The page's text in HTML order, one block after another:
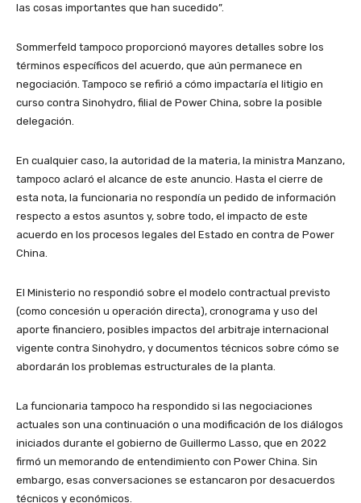
las cosas importantes que han sucedido”.
Sommerfeld tampoco proporcionó mayores detalles sobre los
términos específicos del acuerdo, que aún permanece en
negociación. Tampoco se refirió a cómo impactaría el litigio en
curso contra Sinohydro, filial de Power China, sobre la posible
delegación.
En cualquier caso, la autoridad de la materia, la ministra Manzano,
tampoco aclaró el alcance de este anuncio. Hasta el cierre de
esta nota, la funcionaria no respondía un pedido de información
respecto a estos asuntos y, sobre todo, el impacto de este
acuerdo en los procesos legales del Estado en contra de Power
China.
El Ministerio no respondió sobre el modelo contractual previsto
(como concesión u operación directa), cronograma y uso del
aporte financiero, posibles impactos del arbitraje internacional
vigente contra Sinohydro, y documentos técnicos sobre cómo se
abordarán los problemas estructurales de la planta.
La funcionaria tampoco ha respondido si las negociaciones
actuales son una continuación o una modificación de los diálogos
iniciados durante el gobierno de Guillermo Lasso, que en 2022
firmó un memorando de entendimiento con Power China. Sin
embargo, esas conversaciones se estancaron por desacuerdos
técnicos y económicos.